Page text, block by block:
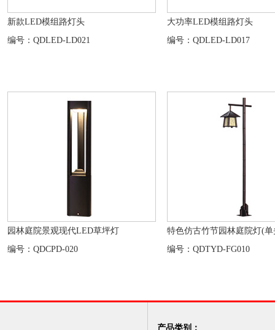
新款LED模组路灯头
编号：QDLED-LD021
大功率LED模组路灯头
编号：QDLED-LD017
园林庭院景观现代LED草坪灯
编号：QDCPD-020
特色仿古竹节园林庭院灯(单
编号：QDTYD-FG010
产品类别：